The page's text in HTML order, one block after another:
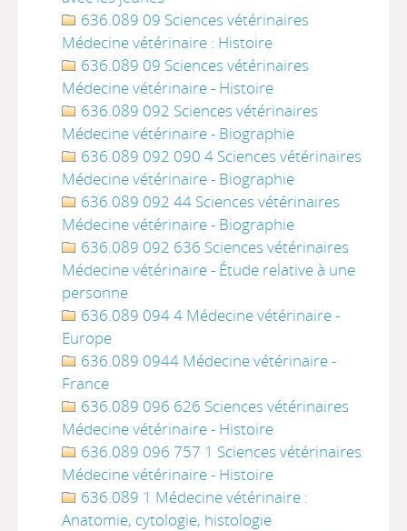
636.089 09 Sciences vétérinaires
Médecine vétérinaire : Histoire
636.089 09 Sciences vétérinaires
Médecine vétérinaire - Histoire
636.089 092 Sciences vétérinaires
Médecine vétérinaire - Biographie
636.089 092 090 4 Sciences vétérinaires
Médecine vétérinaire - Biographie
636.089 092 44 Sciences vétérinaires
Médecine vétérinaire - Biographie
636.089 092 636 Sciences vétérinaires
Médecine vétérinaire - Étude relative à une
personne
636.089 094 4 Médecine vétérinaire -
Europe
636.089 0944 Médecine vétérinaire -
France
636.089 096 626 Sciences vétérinaires
Médecine vétérinaire - Histoire
636.089 096 757 1 Sciences vétérinaires
Médecine vétérinaire - Histoire
636.089 1 Médecine vétérinaire :
Anatomie, cytologie, histologie